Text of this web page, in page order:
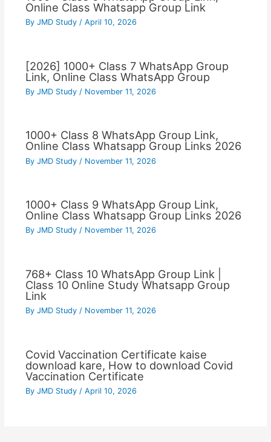
Online Class Whatsapp Group Link
By JMD Study / April 10, 2026
[2026] 1000+ Class 7 WhatsApp Group
Link, Online Class WhatsApp Group
By JMD Study / November 11, 2026
1000+ Class 8 WhatsApp Group Link,
Online Class Whatsapp Group Links 2026
By JMD Study / November 11, 2026
1000+ Class 9 WhatsApp Group Link,
Online Class Whatsapp Group Links 2026
By JMD Study / November 11, 2026
768+ Class 10 WhatsApp Group Link |
Class 10 Online Study Whatsapp Group
Link
By JMD Study / November 11, 2026
Covid Vaccination Certificate kaise
download kare, How to download Covid
Vaccination Certificate
By JMD Study / April 10, 2026